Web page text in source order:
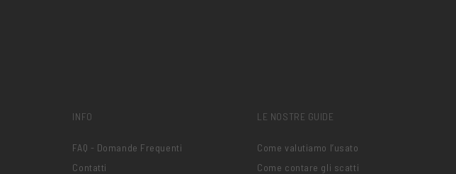
INFO
FAQ - Domande Frequenti
Contatti
LE NOSTRE GUIDE
Come valutiamo l’usato
Come contare gli scatti